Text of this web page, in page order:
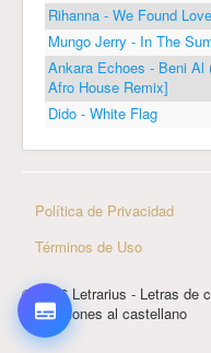
Rihanna - We Found Love
Mungo Jerry - In The
Ankara Echoes - Beni Al
Afro House Remix]
Dido - White Flag
Política de Privacidad
Términos de Uso
© 2026 Letrarius - Letras de
traducciones al castellano